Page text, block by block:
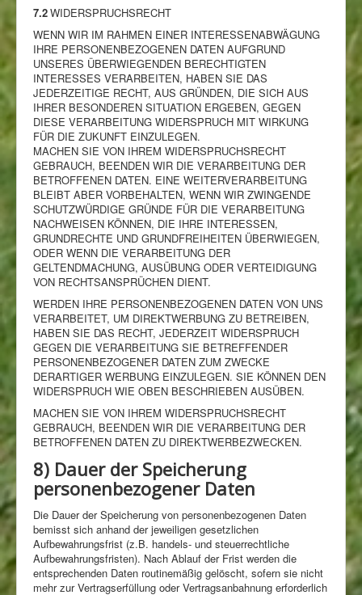
7.2WIDERSPRUCHSRECHT
WENN WIR IM RAHMEN EINER INTERESSENABWÄGUNG
IHRE PERSONENBEZOGENEN DATEN AUFGRUND
UNSERES ÜBERWIEGENDEN BERECHTIGTEN
INTERESSES VERARBEITEN, HABEN SIE DAS
JEDERZEITIGE RECHT, AUS GRÜNDEN, DIE SICH AUS
IHRER BESONDEREN SITUATION ERGEBEN, GEGEN
DIESE VERARBEITUNG WIDERSPRUCH MIT WIRKUNG
FÜR DIE ZUKUNFT EINZULEGEN.
MACHEN SIE VON IHREM WIDERSPRUCHSRECHT
GEBRAUCH, BEENDEN WIR DIE VERARBEITUNG DER
BETROFFENEN DATEN. EINE WEITERVERARBEITUNG
BLEIBT ABER VORBEHALTEN, WENN WIR ZWINGENDE
SCHUTZWÜRDIGE GRÜNDE FÜR DIE VERARBEITUNG
NACHWEISEN KÖNNEN, DIE IHRE INTERESSEN,
GRUNDRECHTE UND GRUNDFREIHEITEN ÜBERWIEGEN,
ODER WENN DIE VERARBEITUNG DER
GELTENDMACHUNG, AUSÜBUNG ODER VERTEIDIGUNG
VON RECHTSANSPRÜCHEN DIENT.
WERDEN IHRE PERSONENBEZOGENEN DATEN VON UNS
VERARBEITET, UM DIREKTWERBUNG ZU BETREIBEN,
HABEN SIE DAS RECHT, JEDERZEIT WIDERSPRUCH
GEGEN DIE VERARBEITUNG SIE BETREFFENDER
PERSONENBEZOGENER DATEN ZUM ZWECKE
DERARTIGER WERBUNG EINZULEGEN. SIE KÖNNEN DEN
WIDERSPRUCH WIE OBEN BESCHRIEBEN AUSÜBEN.
MACHEN SIE VON IHREM WIDERSPRUCHSRECHT
GEBRAUCH, BEENDEN WIR DIE VERARBEITUNG DER
BETROFFENEN DATEN ZU DIREKTWERBEZWECKEN.
8) Dauer der Speicherung
personenbezogener Daten
Die Dauer der Speicherung von personenbezogenen Daten
bemisst sich anhand der jeweiligen gesetzlichen
Aufbewahrungsfrist (z.B. handels- und steuerrechtliche
Aufbewahrungsfristen). Nach Ablauf der Frist werden die
entsprechenden Daten routinemäßig gelöscht, sofern sie nicht
mehr zur Vertragserfüllung oder Vertragsanbahnung erforderlich